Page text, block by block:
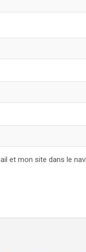
et mon site dans le